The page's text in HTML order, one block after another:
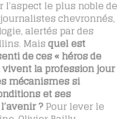
le plus noble de
chevronnés,
alertés par des
Maisquel est
de ces « héros de
la profession jour
mécanismes si
et ses
?Pour lever le